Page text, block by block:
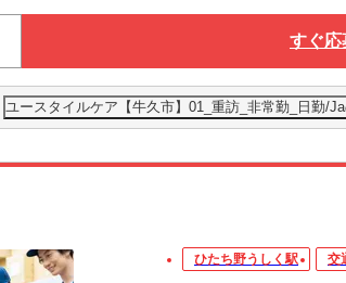
すぐ応
ユースタイルケア【牛久市】01_重訪_非常勤_日勤/
ひたち野うしく駅 交